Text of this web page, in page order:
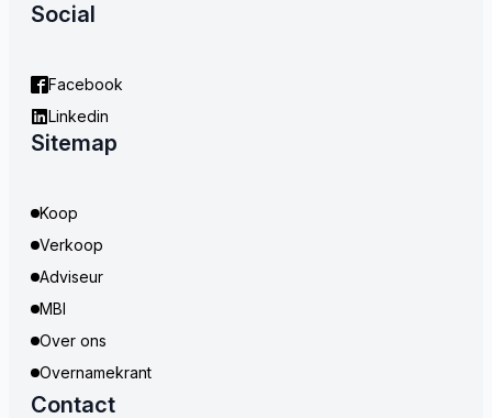
Social
Facebook
Linkedin
Sitemap
Koop
Verkoop
Adviseur
MBI
Over ons
Overnamekrant
Contact